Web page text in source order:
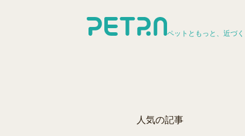
ペットともっと、近づ
人気の記事